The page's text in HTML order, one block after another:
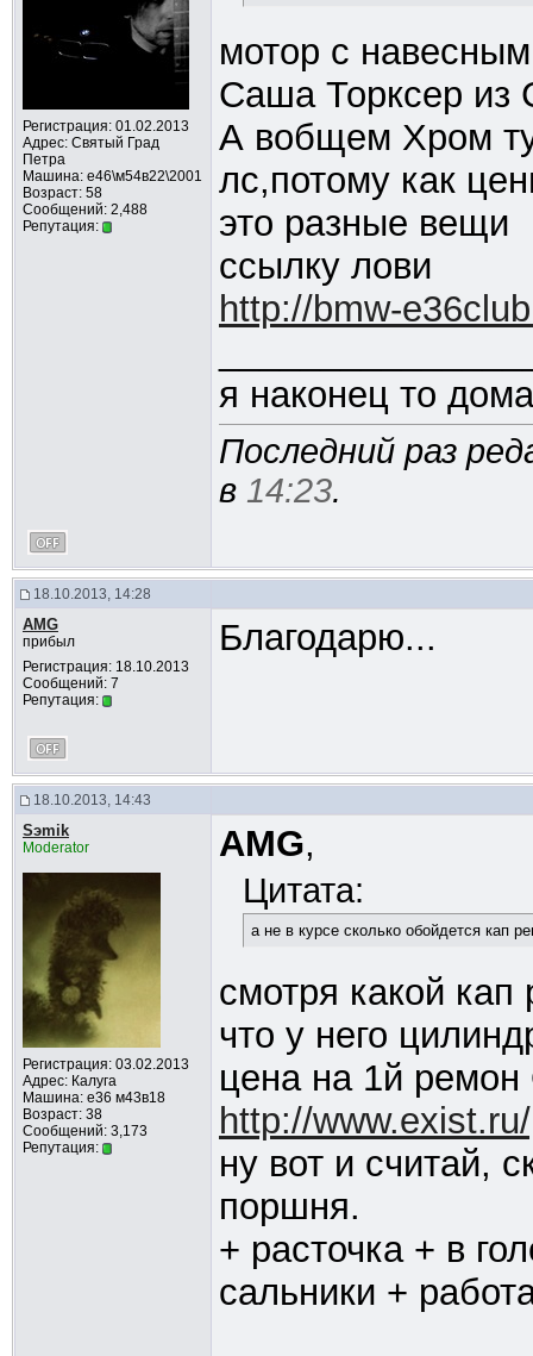
Регистрация: 01.02.2013
Адрес: Cвятый Град
Петра
Машина: е46\м54в22\2001
Возраст: 58
Сообщений: 2,488
Репутация:
мотор с
Саша Торксер из
А вобщем Хром
лс,потому как
это разные вещи
ссылку лови
http://bmw-
я наконец то дома
Последний раз
в 14:23.
18.10.2013, 14:28
AMG
прибыл
Регистрация: 18.10.2013
Сообщений: 7
Репутация:
Благодарю...
18.10.2013, 14:43
Sэmik
Moderator
Регистрация: 03.02.2013
Адрес: Калуга
Машина: е36 м43в18
Возраст: 38
Сообщений: 3,173
Репутация:
AMG,
Цитата:
а не в курсе сколько обойдется кап
смотря какой кап
что у него
цена на 1й
http://
ну вот и считай,
поршня.
+ расточка + в
сальники +